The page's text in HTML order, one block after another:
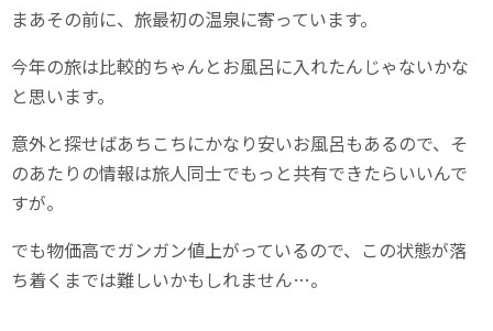
まあその前に、旅最初の温泉に寄っています。
今年の旅は比較的ちゃんとお風呂に入れたんじゃないかな
と思います。
意外と探せばあちこちにかなり安いお風呂もあるので、そ
のあたりの情報は旅人同士でもっと共有できたらいいんで
すが。
でも物価高でガンガン値上がっているので、この状態が落
ち着くまでは難しいかもしれません…。